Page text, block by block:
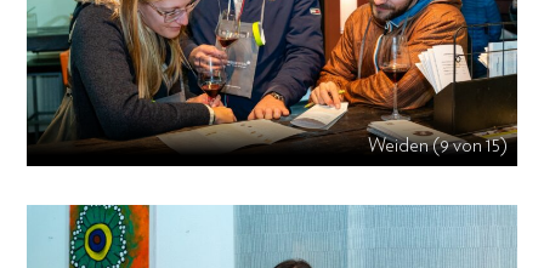
Weiden (9 von 15)